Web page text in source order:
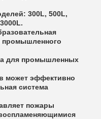
300L, 500L,
промышленного
для промышленных
может эффективно
система
пожары